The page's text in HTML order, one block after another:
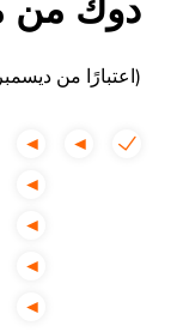
(اعتبارًا من ديسمبر 2023)